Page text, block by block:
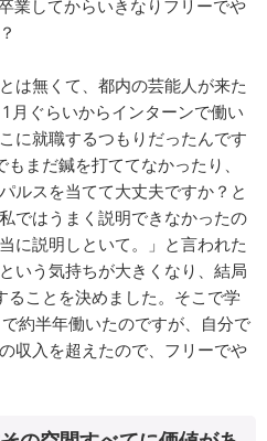
業してからいきなりフリーでや
は無くて、都内の芸能人が来た
月ぐらいからインターンで働い
に就職するつもりだったんです
まだ鍼を打ててなかったり、
ルスを当てて大丈夫ですか？と
ではうまく説明できなかったの
に説明しといて。」と言われた
いう気持ちが大きくなり、結局
ることを決めました。そこで学
約半年働いたのですが、自分で
収入を超えたので、フリーでや